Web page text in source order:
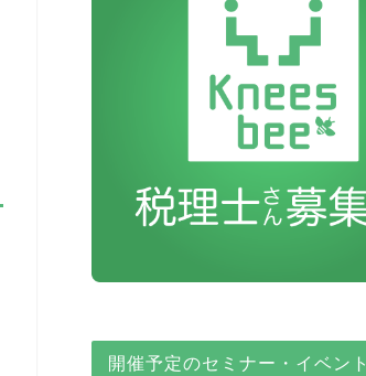
開催予定のセミナー・イベント